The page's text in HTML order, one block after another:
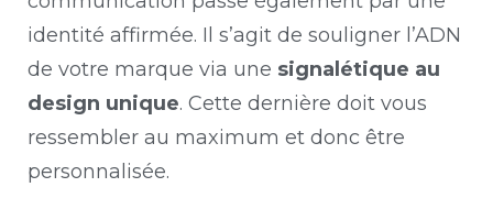
identité affirmée. Il s’agit de souligner l’ADN
de votre marque via une signalétique au
design unique. Cette dernière doit vous
ressembler au maximum et donc être
personnalisée.